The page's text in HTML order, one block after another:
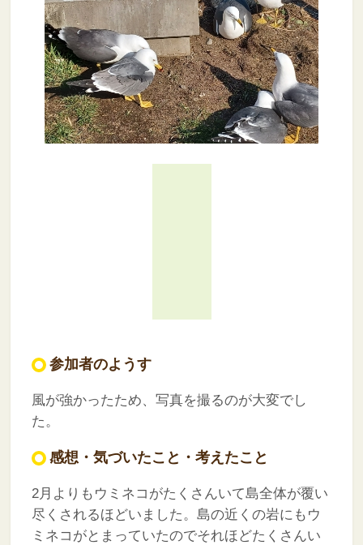
参加者のようす
風が強かったため、写真を撮るのが大変でし
た。
感想・気づいたこと・考えたこと
2月よりもウミネコがたくさんいて島全体が覆い
尽くされるほどいました。島の近くの岩にもウ
ミネコがとまっていたのでそれほどたくさんい